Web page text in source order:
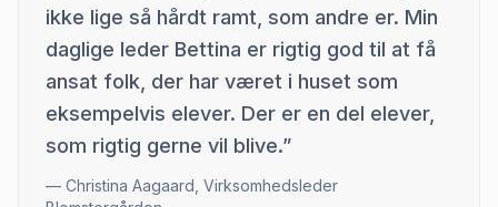
ikke lige så hårdt ramt, som andre er. Min
daglige leder Bettina er rigtig god til at få
ansat folk, der har været i huset som
eksempelvis elever. Der er en del elever,
som rigtig gerne vil blive.”
— Christina Aagaard, Virksomhedsleder